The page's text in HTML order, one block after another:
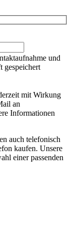
und
gespeichert
mit Wirkung
an
Informationen
auch telefonisch
kaufen. Unsere
einer passenden